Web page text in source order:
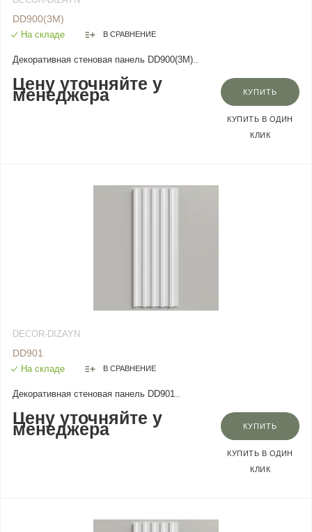
DD900(3M)
На складе В СРАВНЕНИЕ
Декоративная стеновая панель DD900(3M)..
Цену уточняйте у
менеджера КУПИТЬ
КУПИТЬ В ОДИН
КЛИК
DECOR-DIZAYN
DD901
На складе В СРАВНЕНИЕ
Декоративная стеновая панель DD901..
Цену уточняйте у
менеджера КУПИТЬ
КУПИТЬ В ОДИН
КЛИК